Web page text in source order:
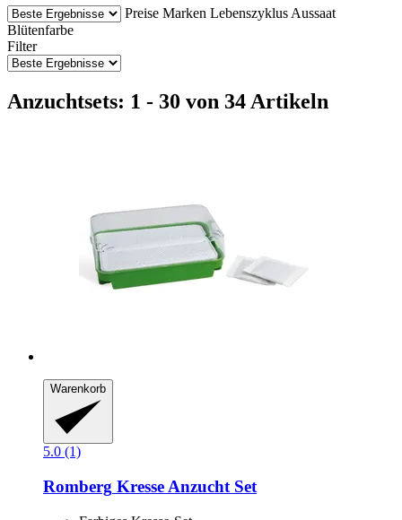
Preise Marken Lebenszyklus Aussaat
Blütenfarbe
Filter
Anzuchtsets: 1 - 30 von 34 Artikeln
Warenkorb
5.0 (1)
Romberg Kresse Anzucht Set